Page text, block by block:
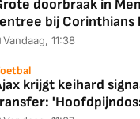
deal
doorbraak in
bij Corinthians
Vandaag, 11:38
krijgt keihard